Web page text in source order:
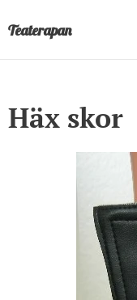
Teaterapan
Häx skor